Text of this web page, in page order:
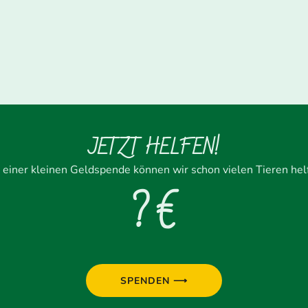
JETZT HELFEN!
kleinen Geldspende können wir schon vielen Tieren
? €
SPENDEN ⟶